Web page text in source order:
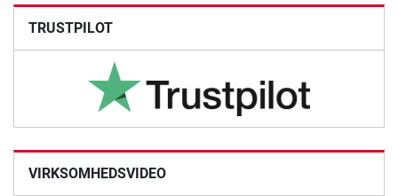
TRUSTPILOT
VIRKSOMHEDSVIDEO